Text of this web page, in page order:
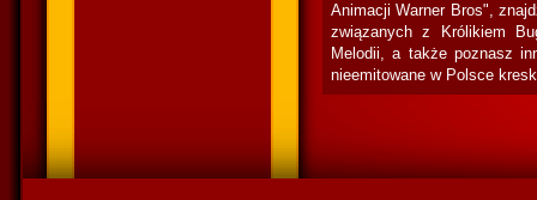
Animacji Warner Bros",
związanych z Królikiem
Melodii, a także poznasz
nieemitowane w Polsce